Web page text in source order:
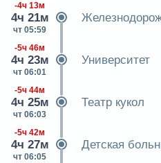
-4ч 13м
4ч 21м
чт 05:59
-5ч 46м
4ч 23м
чт 06:01
Университет
-5ч 44м
4ч 25м
чт 06:03
Театр кукол
-5ч 42м
4ч 27м
чт 06:05
Детская